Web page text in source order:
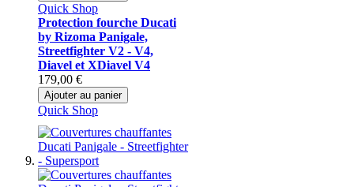
Quick Shop
Protection fourche Ducati
by Rizoma Panigale,
Streetfighter V2 - V4,
Diavel et XDiavel V4
179,00 €
Ajouter au panier
Quick Shop